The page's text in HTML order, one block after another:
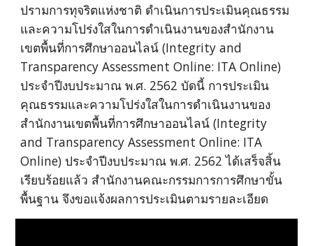
ปรามการทุจริตแห่งชาติ ดำเนินการประเมินคุณธรรม
และความโปร่งใสในการดำเนินงานของสำนักงาน
เขตพื้นที่การศึกษาออนไลน์ (Integrity and
Transparency Assessment Online: ITA Online)
ประจำปีงบประมาณ พ.ศ. 2562 บัดนี้ การประเมิน
คุณธรรมและความโปร่งใสในการดำเนินงานของ
สำนักงานเขตพื้นที่การศึกษาออนไลน์ (Integrity
and Transparency Assessment Online: ITA
Online) ประจำปีงบประมาณ พ.ศ. 2562 ได้เสร็จสิ้น
เรียบร้อยแล้ว สำนักงานคณะกรรมการการศึกษาขั้น
พื้นฐาน จึงขอแจ้งผลการประเมินตามรายละเอียด